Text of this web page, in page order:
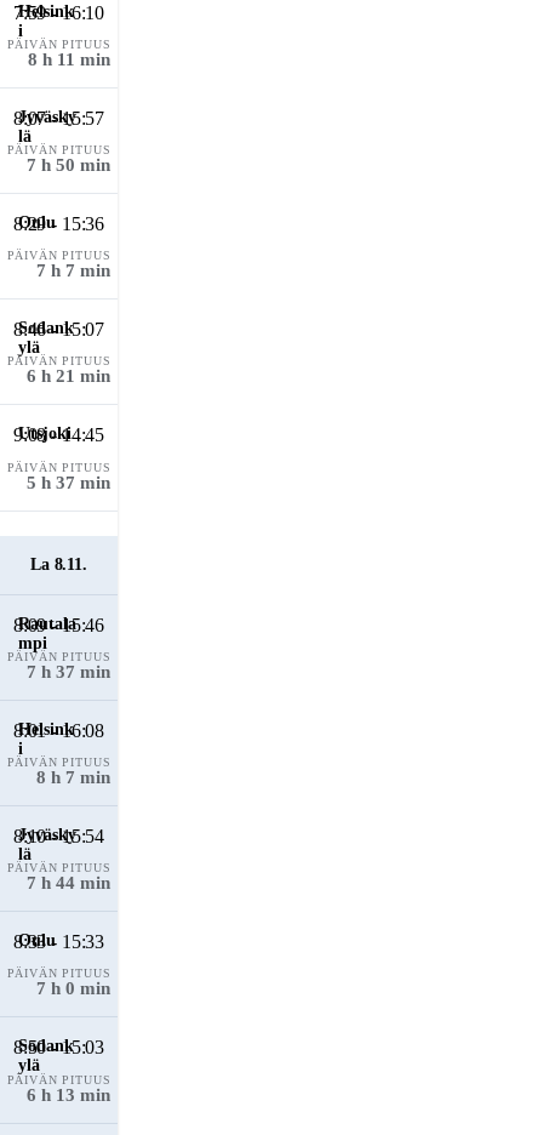
7:59 - 16:10
PÄIVÄN PITUUS
8 h 11 min
8:07 - 15:57
PÄIVÄN PITUUS
7 h 50 min
8:29 - 15:36
PÄIVÄN PITUUS
7 h 7 min
8:46 - 15:07
PÄIVÄN PITUUS
6 h 21 min
9:08 - 14:45
PÄIVÄN PITUUS
5 h 37 min
La 8.11.
8:09 - 15:46
PÄIVÄN PITUUS
7 h 37 min
8:01 - 16:08
PÄIVÄN PITUUS
8 h 7 min
8:10 - 15:54
PÄIVÄN PITUUS
7 h 44 min
8:33 - 15:33
PÄIVÄN PITUUS
7 h 0 min
8:50 - 15:03
PÄIVÄN PITUUS
6 h 13 min